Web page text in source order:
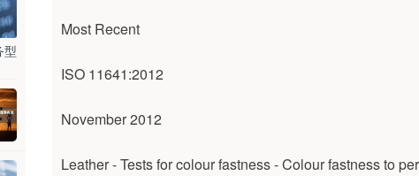
Most Recent
ISO 11641:2012
November 2012
Leather - Tests for colour fastness - Colour fastness to
型